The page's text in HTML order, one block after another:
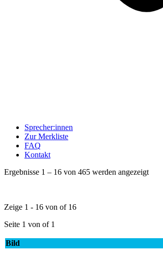
Sprecher:innen
Zur Merkliste
FAQ
Kontakt
Ergebnisse 1 – 16 von 465 werden angezeigt
Zeige 1 - 16 von of 16
Seite 1 von of 1
Bild